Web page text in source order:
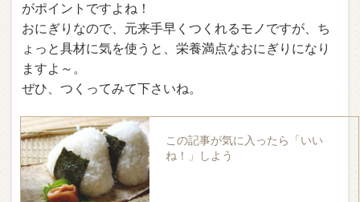
がポイントですよね！
おにぎりなので、元来手早くつくれるモノですが、ち
ょっと具材に気を使うと、栄養満点なおにぎりになり
ますよ～。
ぜひ、つくってみて下さいね。
この記事が気に入ったら「いい
ね！」しよう